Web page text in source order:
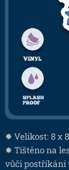
✸ Velikost: 8 x
✸ Tištěno na
vůči postříkání